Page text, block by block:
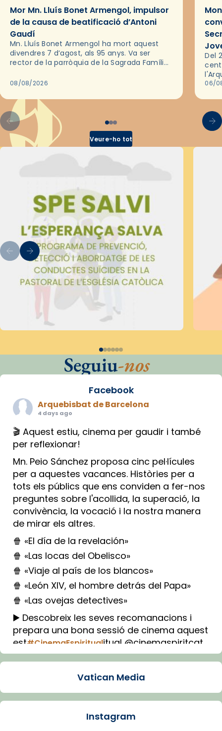
Mor Mn. Lluís Bonet Armengol, impulsor
de la causa de beatificació d’Antoni
Gaudí
Mn. Lluís Bonet Armengol ha mort aquest
divendres 7 d’agost, als 95 anys. Va ser
rector de la parròquia de la Sagrada Família
2018,…
08/08/2026
Del
les
06/
Veure-ho tot
Seguiu-nos
Facebook
Arquebisbat de Barcelona
4 days ago
🎬 Aquest estiu, cinema per gaudir i també
per reflexionar!
Mn. Peio Sánchez proposa cinc pel·lícules
per a aquestes vacances. Històries per a
tots els públics que ens conviden a fer-nos
preguntes sobre l'acollida, la superació, la
convivència, la vocació i la nostra manera
de mirar els altres.
🍿 «El día de la revelación»
🍿 «Las locas del Obelisco»
🍿 «Viaje al país de los blancos»
🍿 «León XIV, el hombre detrás del Papa»
🍿 «Las ovejas detectives»
▶️ Descobreix les seves recomanacions i
prepara una bona sessió de cinema aquest
est#CinemaEspiritualitual @cinemaspiritcat
Imatge: Generada amb IA (OpenAI)
Arquebisbat de Barcelona
Vatican Media
Instagram